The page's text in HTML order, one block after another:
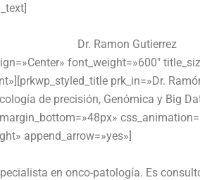
Dr. Ramon Gutierrez
font_weight=»600″
prk_in=»Dr.
de precisión, Genómica y Big
append_arrow=»yes»]
en onco-patología. Es